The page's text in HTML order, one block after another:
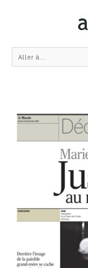
Aller à...